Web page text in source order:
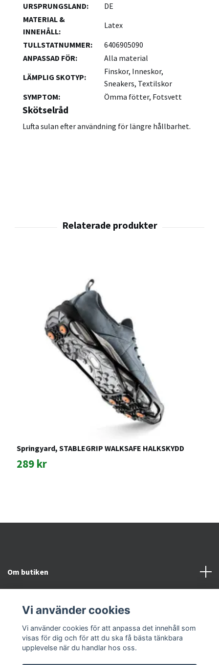
URSPRUNGSLAND:
DE
MATERIAL &
INNEHÅLL:
Latex
TULLSTATNUMMER:
6406905090
ANPASSAD FÖR:
Alla material
LÄMPLIG SKOTYP:
Finskor, Inneskor,
Sneakers, Textilskor
SYMPTOM: Ömma fötter, Fotsvett
Skötselråd
Lufta sulan efter användning för längre hållbarhet.
Springyard, STABLEGRIP WALKSAFE HALKSKYDD
289 kr
Om butiken
Snabblänkar
Vi använder cookies
Vi använder cookies för att anpassa det innehåll som
visas för dig och för att du ska få bästa tänkbara
upplevelse när du handlar hos oss.